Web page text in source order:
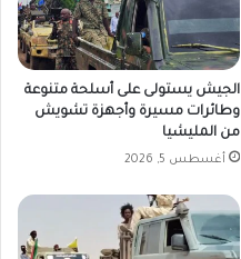
الجيش يستولى على أسلحة متنوعة
وطائرات مسيرة وأجهزة تشويش
من المليشيا
أغسطس 5, 2026